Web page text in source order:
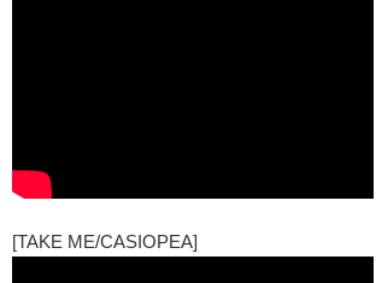
[TAKE ME/CASIOPEA]